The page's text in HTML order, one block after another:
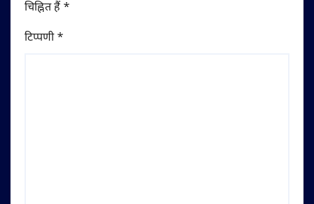
चिह्नित हैं *
टिप्पणी*